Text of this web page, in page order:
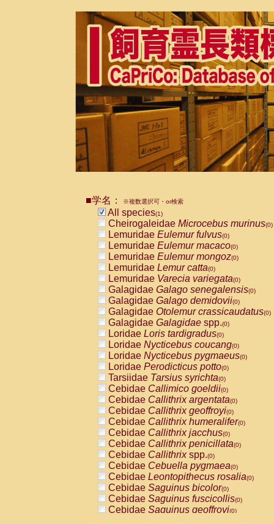
■学名： ※複数選択可・or検索
All species(1)
Cheirogaleidae Microcebus murinus(0)
Lemuridae Eulemur fulvus(0)
Lemuridae Eulemur macaco(0)
Lemuridae Eulemur mongoz(0)
Lemuridae Lemur catta(0)
Lemuridae Varecia variegata(0)
Galagidae Galago senegalensis(0)
Galagidae Galago demidovii(0)
Galagidae Otolemur crassicaudatus(0)
Galagidae Galagidae spp.(0)
Loridae Loris tardigradus(0)
Loridae Nycticebus coucang(0)
Loridae Nycticebus pygmaeus(0)
Loridae Perodicticus potto(0)
Tarsiidae Tarsius syrichta(0)
Cebidae Callimico goeldii(0)
Cebidae Callithrix argentata(0)
Cebidae Callithrix geoffroyi(0)
Cebidae Callithrix humeralifer(0)
Cebidae Callithrix jacchus(0)
Cebidae Callithrix penicillata(0)
Cebidae Callithrixspp.(0)
Cebidae Cebuella pygmaea(0)
Cebidae Leontopithecus rosalia(0)
Cebidae Saguinus bicolor(0)
Cebidae Saguinus fuscicollis(0)
Cebidae Saguinus geoffroyi(0)